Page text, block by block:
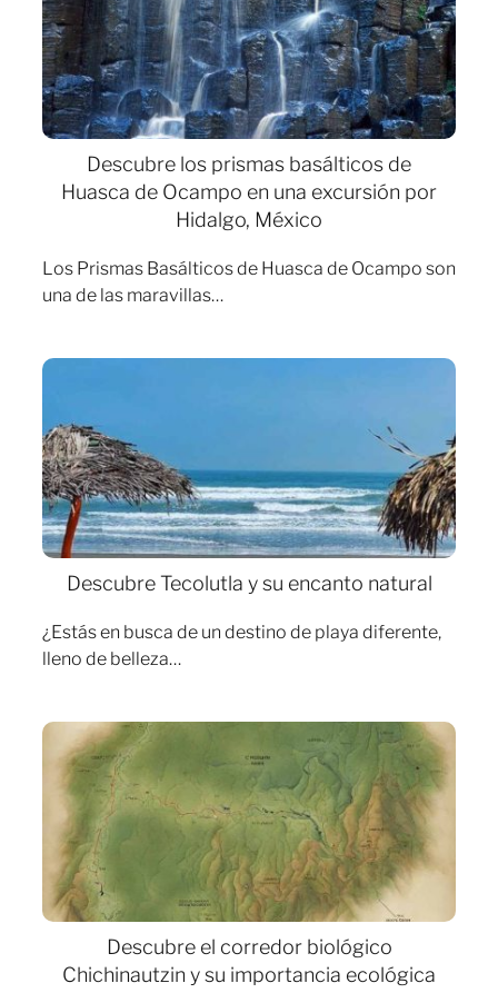
Descubre los prismas basálticos de
Huasca de Ocampo en una excursión por
Hidalgo, México
Los Prismas Basálticos de Huasca de Ocampo son
una de las maravillas…
Descubre Tecolutla y su encanto natural
¿Estás en busca de un destino de playa diferente,
lleno de belleza…
Descubre el corredor biológico
Chichinautzin y su importancia ecológica